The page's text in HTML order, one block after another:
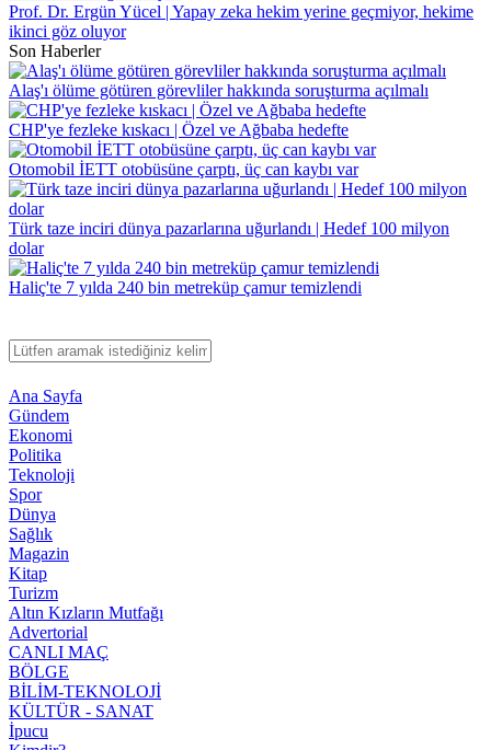
Prof. Dr. Ergün Yücel | Yapay zeka hekim yerine geçmiyor, hekime
ikinci göz oluyor
Son Haberler
Alaş'ı ölüme götüren görevliler hakkında soruşturma açılmalı
CHP'ye fezleke kıskacı | Özel ve Ağbaba hedefte
Otomobil İETT otobüsüne çarptı, üç can kaybı var
Türk taze inciri dünya pazarlarına uğurlandı | Hedef 100 milyon
dolar
Haliç'te 7 yılda 240 bin metreküp çamur temizlendi
Ana Sayfa
Gündem
Ekonomi
Politika
Teknoloji
Spor
Dünya
Sağlık
Magazin
Kitap
Turizm
Altın Kızların Mutfağı
Advertorial
CANLI MAÇ
BÖLGE
BİLİM-TEKNOLOJİ
KÜLTÜR - SANAT
İpucu